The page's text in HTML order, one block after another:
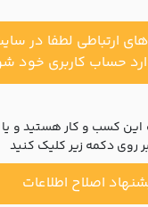
ارتباطی لطفا در
حساب کاربری خود
این کسب و کار هستید و یا
بر روی دکمه زیر کلیک کنید
اصلاح اطلاعات